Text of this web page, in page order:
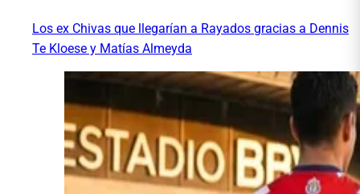
Los ex Chivas que llegarían a Rayados gracias a Dennis
Te Kloese y Matías Almeyda